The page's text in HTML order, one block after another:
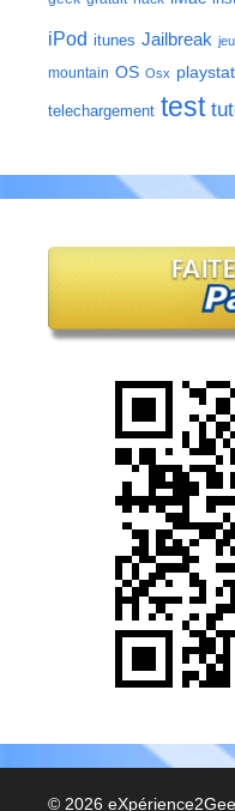
iPod itunes Jailbreak
mountain OS Osx
telechargement test
© 2026